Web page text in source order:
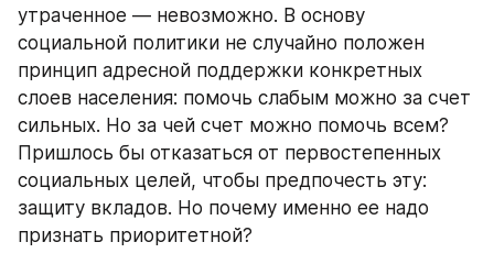
утраченное — невозможно. В основу
социальной политики не случайно положен
принцип адресной поддержки конкретных
слоев населения: помочь слабым можно за счет
сильных. Но за чей счет можно помочь всем?
Пришлось бы отказаться от первостепенных
социальных целей, чтобы предпочесть эту:
защиту вкладов. Но почему именно ее надо
признать приоритетной?